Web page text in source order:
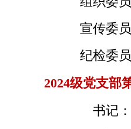
宣传委
纪检委
2024级党支部
书记